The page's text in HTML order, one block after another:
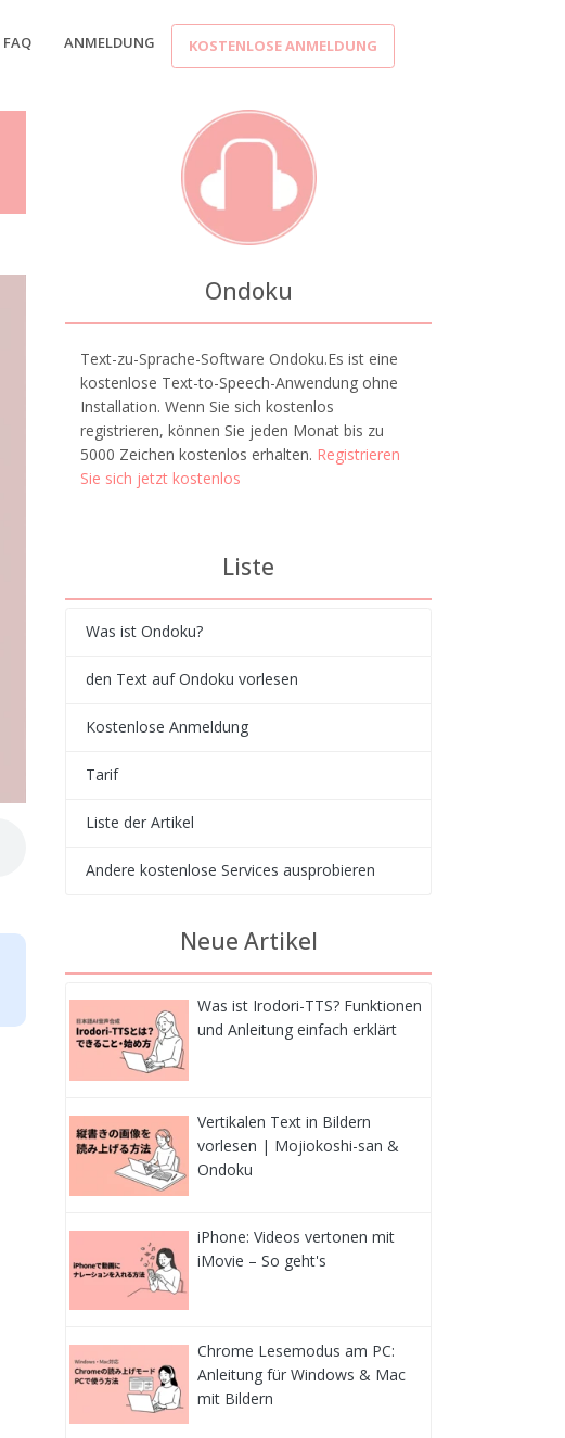
FAQ ANMELDUNG KOSTENLOSE ANMELDUNG
Ondoku
Text-zu-Sprache-Software Ondoku.Es ist eine
kostenlose Text-to-Speech-Anwendung ohne
Installation. Wenn Sie sich kostenlos
registrieren, können Sie jeden Monat bis zu
5000 Zeichen kostenlos erhalten. Registrieren
Sie sich jetzt kostenlos
Liste
Was ist Ondoku?
den Text auf Ondoku vorlesen
Kostenlose Anmeldung
Tarif
Liste der Artikel
Andere kostenlose Services ausprobieren
Neue Artikel
Was ist Irodori-TTS? Funktionen
und Anleitung einfach erklärt
Vertikalen Text in Bildern
vorlesen | Mojiokoshi-san &
Ondoku
iPhone: Videos vertonen mit
iMovie – So geht's
Chrome Lesemodus am PC:
Anleitung für Windows & Mac
mit Bildern